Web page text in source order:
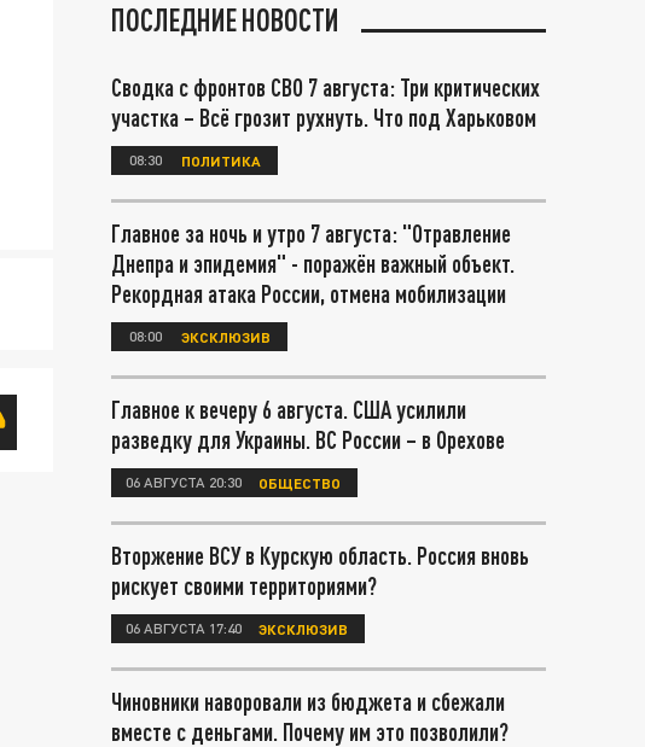
ПОСЛЕДНИЕ НОВОСТИ
Сводка с фронтов СВО 7 августа: Три критических
участка – Всё грозит рухнуть. Что под Харьковом
08:30 ПОЛИТИКА
Главное за ночь и утро 7 августа: "Отравление
Днепра и эпидемия" - поражён важный объект.
Рекордная атака России, отмена мобилизации
08:00 ЭКСКЛЮЗИВ
Главное к вечеру 6 августа. США усилили
разведку для Украины. ВС России – в Орехове
06 АВГУСТА 20:30 ОБЩЕСТВО
Вторжение ВСУ в Курскую область. Россия вновь
рискует своими территориями?
06 АВГУСТА 17:40 ЭКСКЛЮЗИВ
Чиновники наворовали из бюджета и сбежали
вместе с деньгами. Почему им это позволили?